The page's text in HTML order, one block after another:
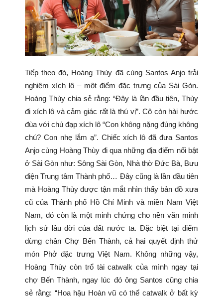
Tiếp theo đó, Hoàng Thùy đã cùng Santos Anjo trải
nghiệm xích lô – một điểm đặc trưng của Sài Gòn.
Hoàng Thùy chia sẻ rằng: “Đây là lần đầu tiên, Thùy
đi xích lô và cảm giác rất là thú vị”. Cô còn hài hước
đùa với chú đạp xích lô “Con không nặng đúng không
chú? Con nhẹ lắm ạ”. Chiếc xích lô đã đưa Santos
Anjo cùng Hoàng Thùy đi qua những địa điểm nổi bật
ở Sài Gòn như: Sông Sài Gòn, Nhà thờ Đức Bà, Bưu
điện Trung tâm Thành phố… Đây cũng là lần đầu tiên
mà Hoàng Thùy được tận mắt nhìn thấy bản đồ xưa
cũ của Thành phố Hồ Chí Minh và miền Nam Việt
Nam, đó còn là một minh chứng cho nền văn minh
lịch sử lâu đời của đất nước ta. Đặc biệt tại điểm
dừng chân Chợ Bến Thành, cả hai quyết định thử
món Phở đặc trưng Việt Nam. Không những vậy,
Hoàng Thùy còn trổ tài catwalk của mình ngay tại
chợ Bến Thành, ngay lúc đó ông Santos cũng chia
sẻ rằng: “Hoa hậu Hoàn vũ có thể catwalk ở bất kỳ